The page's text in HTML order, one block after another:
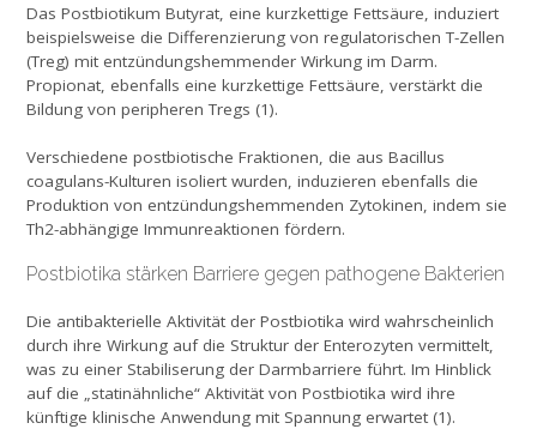
Das Postbiotikum Butyrat, eine kurzkettige Fettsäure, induziert
beispielsweise die Differenzierung von regulatorischen T-Zellen
(Treg) mit entzündungshemmender Wirkung im Darm.
Propionat, ebenfalls eine kurzkettige Fettsäure, verstärkt die
Bildung von peripheren Tregs (1).
Verschiedene postbiotische Fraktionen, die aus Bacillus
coagulans-Kulturen isoliert wurden, induzieren ebenfalls die
Produktion von entzündungshemmenden Zytokinen, indem sie
Th2-abhängige Immunreaktionen fördern.
Postbiotika stärken Barriere gegen pathogene Bakterien
Die antibakterielle Aktivität der Postbiotika wird wahrscheinlich
durch ihre Wirkung auf die Struktur der Enterozyten vermittelt,
was zu einer Stabiliserung der Darmbarriere führt. Im Hinblick
auf die „statinähnliche“ Aktivität von Postbiotika wird ihre
künftige klinische Anwendung mit Spannung erwartet (1).